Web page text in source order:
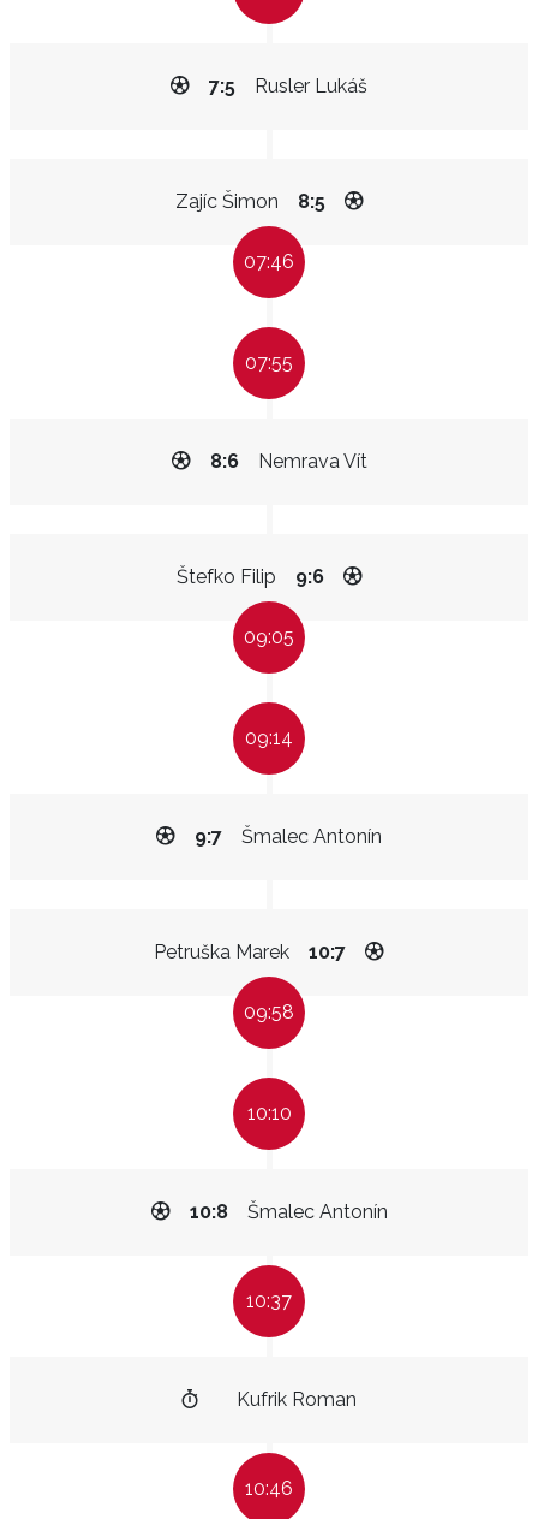
Rusler Lukáš
7:5
Zajíc Šimon 8:5
07:46
07:55
Nemrava Vít
8:6
Štefko Filip 9:6
09:05
09:14
Šmalec Antonín
9:7
Petruška Marek 10:7
09:58
10:10
Šmalec Antonín
10:8
10:37
Kufrik Roman
10:46